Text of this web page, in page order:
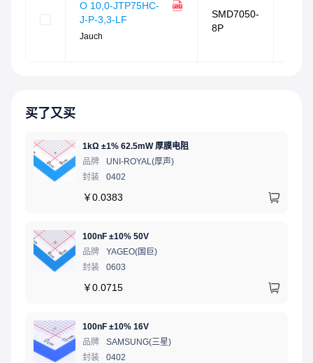
O 10,0-JTP75HC-
J-P-3,3-LF
Jauch
SMD7050-
8P
买了又买
1kΩ ±1% 62.5mW 厚膜电阻
品牌
UNI-ROYAL(厚声)
封装
0402
￥0.0383
100nF ±10% 50V
品牌
YAGEO(国巨)
封装
0603
￥0.0715
100nF ±10% 16V
品牌
SAMSUNG(三星)
封装
0402